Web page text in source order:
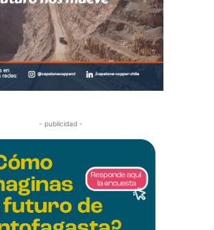
- publicidad -